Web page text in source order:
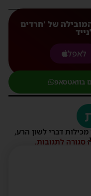
של 'חרדים
לאפל
בוואטסאפ
דברי לשון הרע,
סגורה לתגובות.